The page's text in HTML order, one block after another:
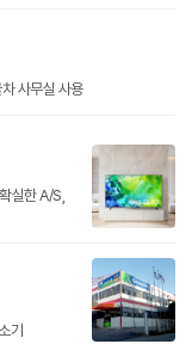
사무실 사용
실한 A/S,
기